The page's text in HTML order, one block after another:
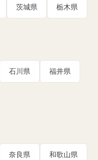
茨城県 栃木県
石川県 福井県
奈良県 和歌山県